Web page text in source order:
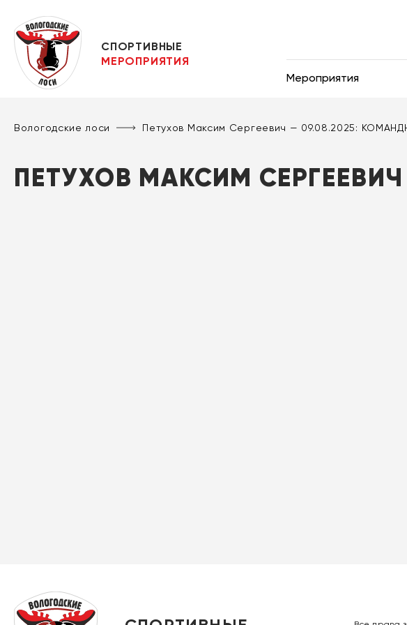
СПОРТИВНЫЕ
МЕРОПРИЯТИЯ
Мероприятия
Вологодские лоси Петухов Максим Сергеевич — 09.08.2025:
ПЕТУХОВ МАКСИМ